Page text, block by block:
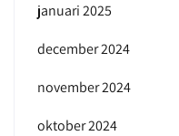
januari 2025
december 2024
november 2024
oktober 2024